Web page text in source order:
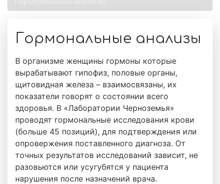
Гормональные анализы
В организме женщины гормоны которые
вырабатывают гипофиз, половые органы,
щитовидная железа – взаимосвязаны, их
показатели говорят о состоянии всего
здоровья. В «Лаборатории Черноземья»
проводят гормональные исследования крови
(больше 45 позиций), для подтверждения или
опровержения поставленного диагноза. От
точных результатов исследований зависит, не
разовьются или усугубятся у пациента
нарушения после назначений врача.